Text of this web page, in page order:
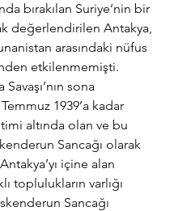
bırakılan Suriye’nin bir
değerlendirilen Antakya,
arasındaki nüfus
etkilenmemişti.
sona
1939’a kadar
altında olan ve bu
Sancağı olarak
içine alan
toplulukların varlığı
Sancağı